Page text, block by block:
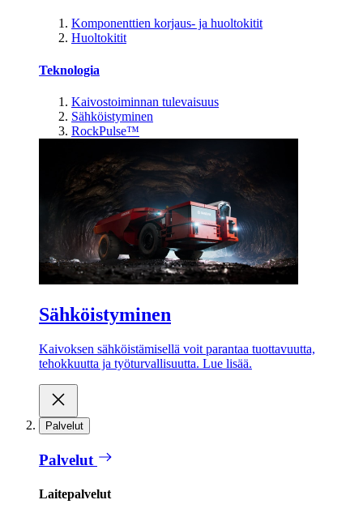
Komponenttien korjaus- ja huoltokitit
Huoltokitit
Teknologia
Kaivostoiminnan tulevaisuus
Sähköistyminen
RockPulse™
Sähköistyminen
Kaivoksen sähköistämisellä voit parantaa tuottavuutta,
tehokkuutta ja työturvallisuutta. Lue lisää.
Palvelut
Palvelut
Laitepalvelut